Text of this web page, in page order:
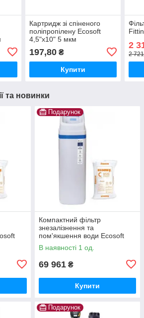
Картридж зі спіненого
поліпропілену Ecosoft
4,5"x10" 5 мкм
197,80₴
Купити
2
2
та новинки
Подарунок
Компактний фільтр
знезалізнення та
пом'якшення води Ecosoft
Titanium Gold 370
В наявності 1 од.
69 961 ₴
Купити
Подарунок